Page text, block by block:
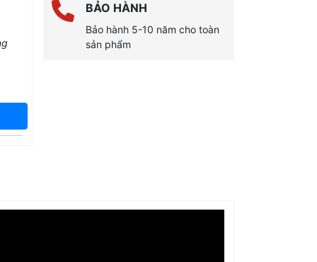
BẢO HÀNH
Bảo hành 5-10 năm cho toàn
sản phẩm